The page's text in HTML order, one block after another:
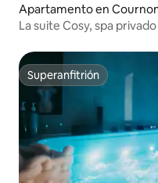
Apartamento en
La suite Cosy, spa
Superanfitrión
Superanfitrión